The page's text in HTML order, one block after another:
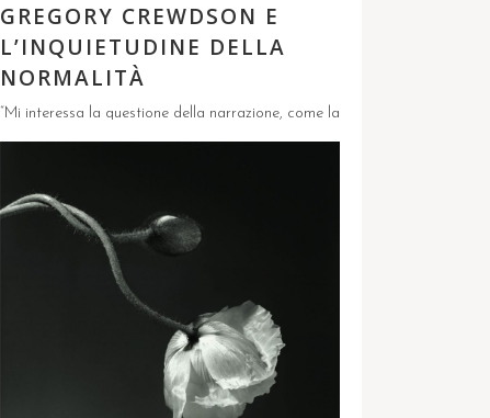
GREGORY CREWDSON E
L’INQUIETUDINE DELLA
NORMALITÀ
“Mi interessa la questione della narrazione, come la
forse alla fine pone più domande che risposte,
propone una narrazione aperta e ambigua che
consente allo spettatore, in un certo senso, ...